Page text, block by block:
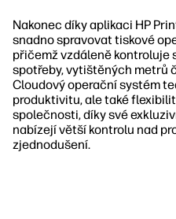
Nakonec díky aplikaci HP
snadno spravovat tiskové
přičemž vzdáleně kontroluje
spotřeby, vytištěných metrů
Cloudový operační systém
produktivitu, ale také
společnosti, díky své
nabízejí větší kontrolu nad
zjednodušení.